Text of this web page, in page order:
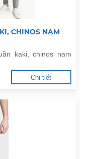
CHINOS NAM
kaki, chinos nam
Chi tiết